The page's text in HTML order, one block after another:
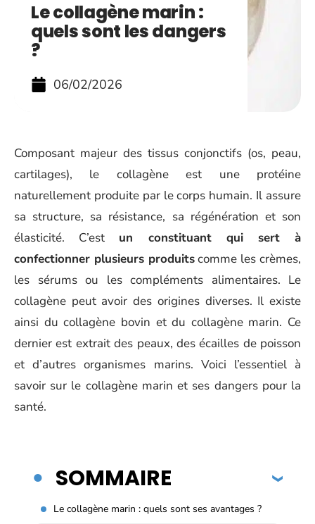
Le collagène marin :
quels sont les dangers
?
06/02/2026
Composant majeur des tissus conjonctifs (os, peau,
cartilages), le collagène est une protéine
naturellement produite par le corps humain. Il assure
sa structure, sa résistance, sa régénération et son
élasticité. C’est un constituant qui sert à
confectionner plusieurs produitscomme les crèmes,
les sérums ou les compléments alimentaires. Le
collagène peut avoir des origines diverses. Il existe
ainsi du collagène bovin et du collagène marin. Ce
dernier est extrait des peaux, des écailles de poisson
et d’autres organismes marins. Voici l’essentiel à
savoir sur le collagène marin et ses dangers pour la
santé.
SOMMAIRE
Le collagène marin : quels sont ses avantages ?